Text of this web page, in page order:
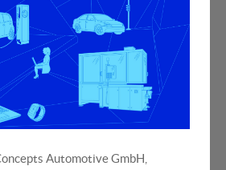
Automotive GmbH,